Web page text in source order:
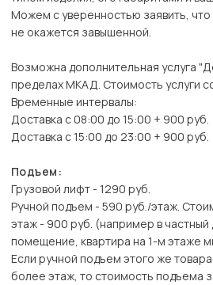
Можем с уверенностью заявить, что
не окажется завышенной.
Возможна дополнительная услуга
пределах МКАД. Стоимость услуги
Временные интервалы:
Доставка с 08:00 до 15:00 + 900 руб.
Доставка с 15:00 до 23:00 + 900 руб.
Подъем:
Грузовой лифт - 1290 руб.
Ручной подъем - 590 руб./этаж.
этаж - 900 руб. (например в
помещение, квартира на 1-м этаже
Если ручной подъем этого же
более этаж, то стоимость подъема